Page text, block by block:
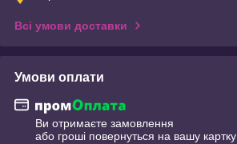
Всі умови доставки
Умови оплати
Ви отримаєте замовлення
або гроші повернуться на вашу картку